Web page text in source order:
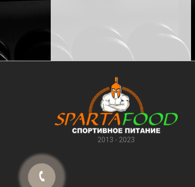
2013 - 2023